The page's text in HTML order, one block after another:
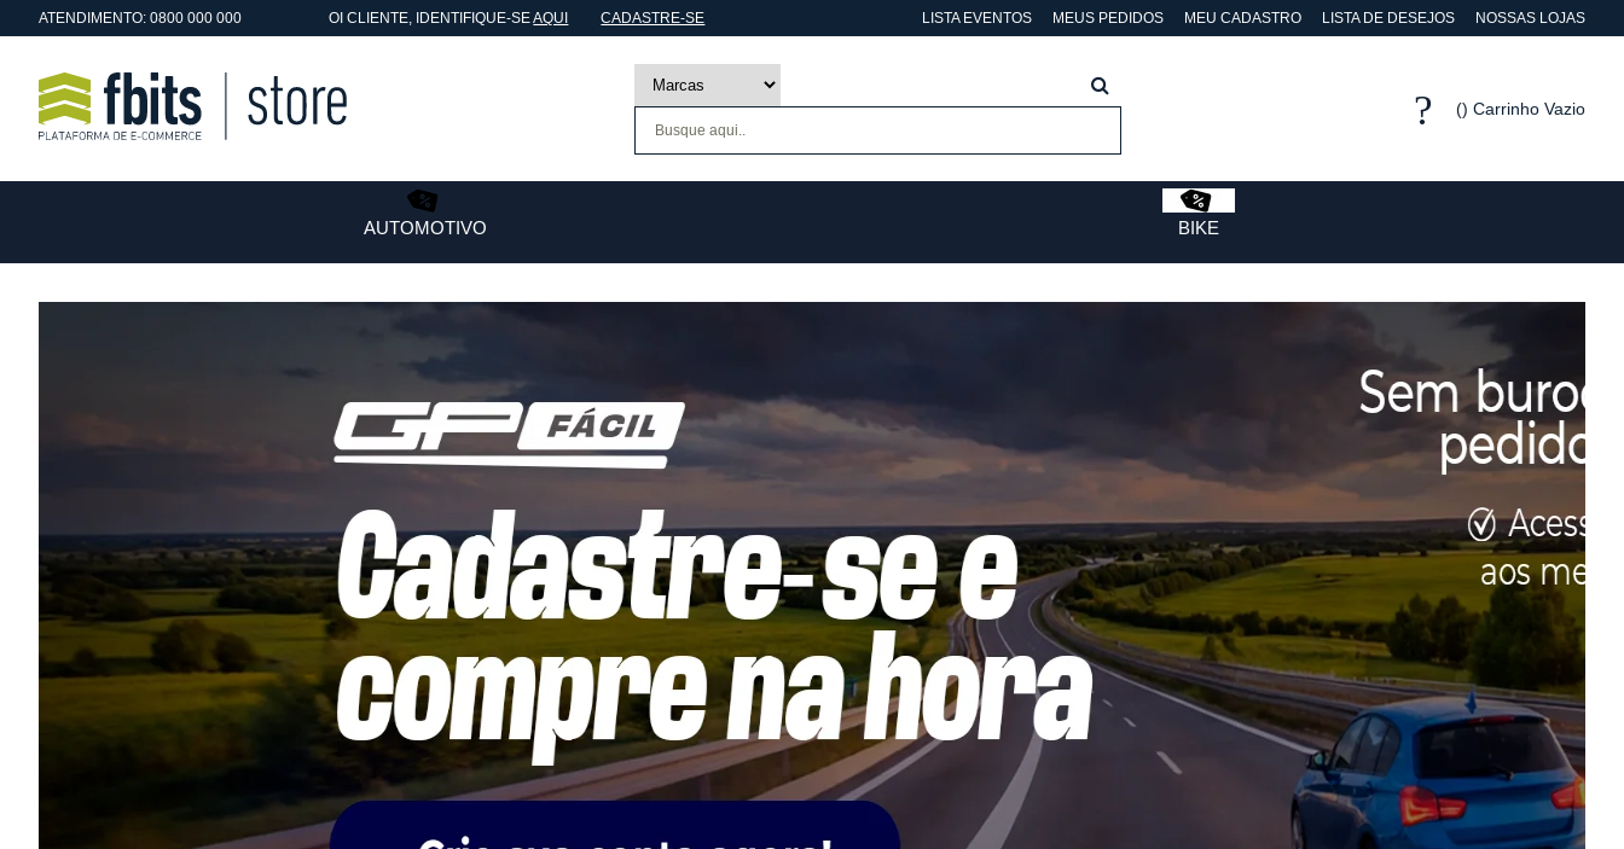
ATENDIMENTO: 0800 000 000 OICLIENTE, IDENTIFIQUE-SEAQUI CADASTRE-SE LISTA EVENTOS MEUS PEDIDOS MEU CADASTRO LISTA DE DESEJOS NOSSAS LOJAS
Carrinho Vazio
AUTOMOTIVO BIKE